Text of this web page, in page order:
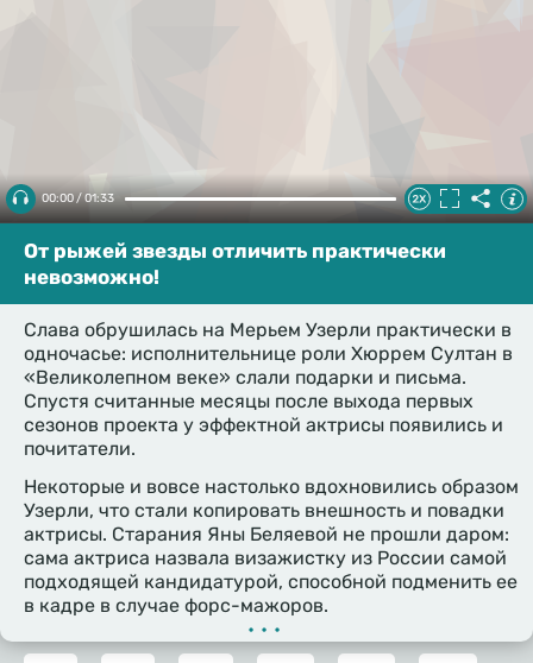
00:00 / 01:33
От рыжей звезды отличить практически
невозможно!
Слава обрушилась на Мерьем Узерли практически в
одночасье: исполнительнице роли Хюррем Султан в
«Великолепном веке» слали подарки и письма.
Спустя считанные месяцы после выхода первых
сезонов проекта у эффектной актрисы появились и
почитатели.
Некоторые и вовсе настолько вдохновились образом
Узерли, что стали копировать внешность и повадки
актрисы. Старания Яны Беляевой не прошли даром:
сама актриса назвала визажистку из России самой
подходящей кандидатурой, способной подменить ее
в кадре в случае форс-мажоров.
•••